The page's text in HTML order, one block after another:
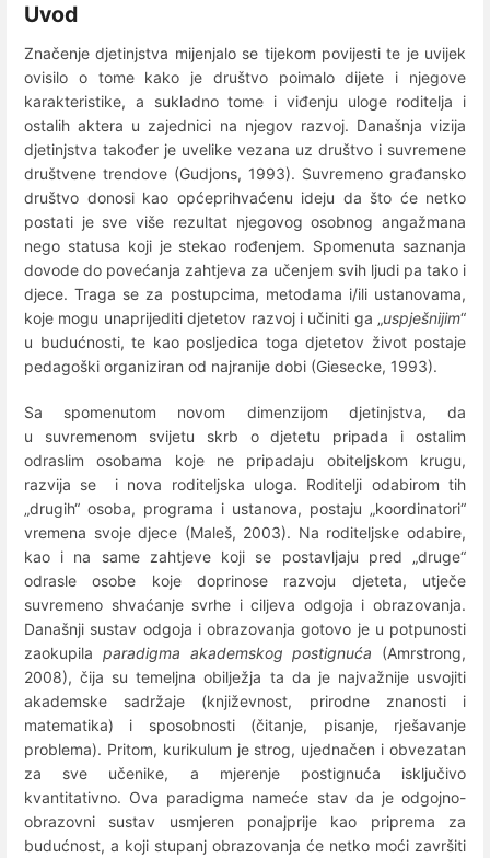
Uvod
Značenje djetinjstva mijenjalo se tijekom povijesti te je uvijek
ovisilo o tome kako je društvo poimalo dijete i njegove
karakteristike, a sukladno tome i viđenju uloge roditelja i
ostalih aktera u zajednici na njegov razvoj. Današnja vizija
djetinjstva također je uvelike vezana uz društvo i suvremene
društvene trendove (Gudjons, 1993). Suvremeno građansko
društvo donosi kao općeprihvaćenu ideju da što će netko
postati je sve više rezultat njegovog osobnog angažmana
nego statusa koji je stekao rođenjem. Spomenuta saznanja
dovode do povećanja zahtjeva za učenjem svih ljudi pa tako i
djece. Traga se za postupcima, metodama i/ili ustanovama,
koje mogu unaprijediti djetetov razvoj i učiniti ga „uspješnijim“
u budućnosti, te kao posljedica toga djetetov život postaje
pedagoški organiziran od najranije dobi (Giesecke, 1993).
Sa spomenutom novom dimenzijom djetinjstva, da
u suvremenom svijetu skrb o djetetu pripada i ostalim
odraslim osobama koje ne pripadaju obiteljskom krugu,
razvija se i nova roditeljska uloga. Roditelji odabirom tih
„drugih“ osoba, programa i ustanova, postaju „koordinatori“
vremena svoje djece (Maleš, 2003). Na roditeljske odabire,
kao i na same zahtjeve koji se postavljaju pred „druge“
odrasle osobe koje doprinose razvoju djeteta, utječe
suvremeno shvaćanje svrhe i ciljeva odgoja i obrazovanja.
Današnji sustav odgoja i obrazovanja gotovo je u potpunosti
zaokupila paradigma akademskog postignuća (Amrstrong,
2008), čija su temeljna obilježja ta da je najvažnije usvojiti
akademske sadržaje (književnost, prirodne znanosti i
matematika) i sposobnosti (čitanje, pisanje, rješavanje
problema). Pritom, kurikulum je strog, ujednačen i obvezatan
za sve učenike, a mjerenje postignuća isključivo
kvantitativno. Ova paradigma nameće stav da je odgojno-
obrazovni sustav usmjeren ponajprije kao priprema za
budućnost, a koji stupanj obrazovanja će netko moći završiti